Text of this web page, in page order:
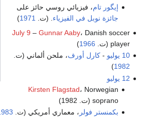
إيگور تام، فيزيائي روسي حائز على
جائزة نوبل في الفيزياء . (ت. 1971
)
July 9 – Gunnar Aaby، Danish soccer
player (ت.
1966
)
10 يوليو
-كارل أورف، ملحن ألماني (ت.
1982
)
12 يوليو
Kirsten Flagstad، Norwegian
soprano (ت. 1982)
بكمنستر فولر ، معماري أمريكي (ت.